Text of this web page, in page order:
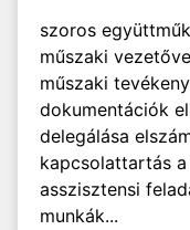
szoros
műszaki
műszaki
dokumentációk
delegálása
kapcsolattartás
asszisztensi
munkák...